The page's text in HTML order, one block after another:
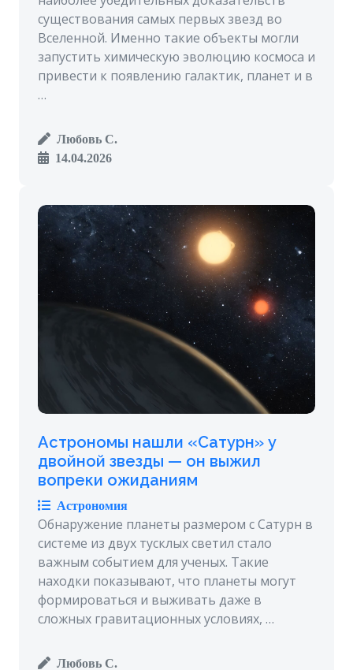
существования самых первых звезд во
Вселенной. Именно такие объекты могли
запустить химическую эволюцию космоса и
привести к появлению галактик, планет и в
…
Любовь С.
14.04.2026
Астрономы нашли «Сатурн» у
двойной звезды — он выжил
вопреки ожиданиям
Астрономия
Обнаружение планеты размером с Сатурн в
системе из двух тусклых светил стало
важным событием для ученых. Такие
находки показывают, что планеты могут
формироваться и выживать даже в
сложных гравитационных условиях, …
Любовь С.